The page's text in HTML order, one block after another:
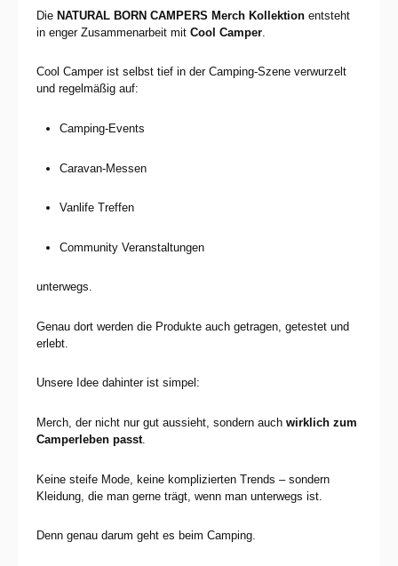
Die NATURAL BORN CAMPERS Merch Kollektion entsteht
in enger Zusammenarbeit mit Cool Camper
Cool Camper ist selbst tief in der Camping-Szene verwurzelt
und regelmäßig auf:
Camping-Events
Caravan-Messen
Vanlife Treffen
Community Veranstaltungen
unterwegs.
Genau dort werden die Produkte auch getragen, getestet und
erlebt.
Unsere Idee dahinter ist simpel:
Merch, der nicht nur gut aussieht, sondern auch wirklich zum
Camperleben passt.
Keine steife Mode, keine komplizierten Trends – sondern
Kleidung, die man gerne trägt, wenn man unterwegs ist.
Denn genau darum geht es beim Camping.